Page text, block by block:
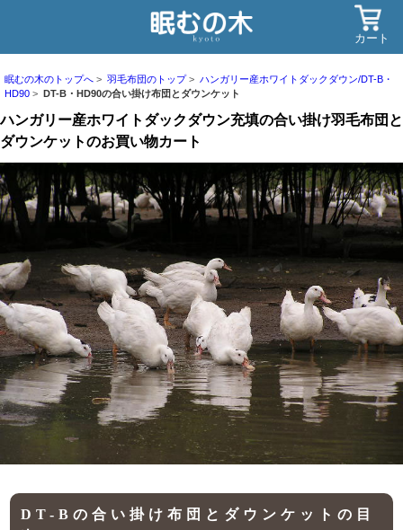
カート
眠むの木のトップへ 羽毛布団のトップ
ハンガリー産ホワイトダックダウン/DT-B・
HD90
DT-B・HD90の合い掛け布団とダウンケット
ハンガリー産ホワイトダックダウン充填の合い掛け羽毛布団と
ダウンケットのお買い物カート
DT-Bの合い掛け布団とダウンケットの目